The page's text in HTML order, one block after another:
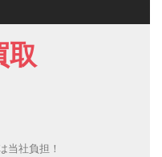
取
当社負担！